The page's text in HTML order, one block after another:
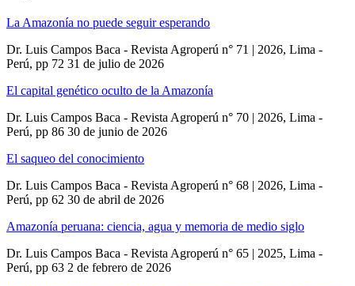
La Amazonía no puede seguir esperando
Dr. Luis Campos Baca - Revista Agroperú n° 71 | 2026, Lima -
Perú, pp 72 31 de julio de 2026
El capital genético oculto de la Amazonía
Dr. Luis Campos Baca - Revista Agroperú n° 70 | 2026, Lima -
Perú, pp 86 30 de junio de 2026
El saqueo del conocimiento
Dr. Luis Campos Baca - Revista Agroperú n° 68 | 2026, Lima -
Perú, pp 62 30 de abril de 2026
Amazonía peruana: ciencia, agua y memoria de medio siglo
Dr. Luis Campos Baca - Revista Agroperú n° 65 | 2025, Lima -
Perú, pp 63 2 de febrero de 2026